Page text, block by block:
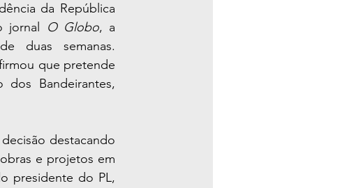
da República
jornal
O Globo, a
duas semanas.
que pretende
dos Bandeirantes,
destacando
e projetos em
presidente do PL,